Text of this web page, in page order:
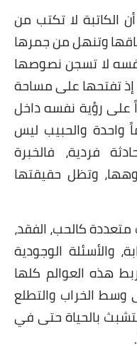
الكاتبة لا تكتب من
وتنهل من جمرها
لا تسجن نصوصها
إذ تفتحها على مساحة
على رؤية نفسه داخل
واحدة والحبيب ليس
فردية، فالخبرة
وتظل حقيقتها
كالحب، الفقد،
والأسئلة الوجودية
هذه العوالم كلها
الخراب والتطلع
بالحياة حتى في